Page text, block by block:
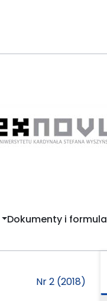
Dokumenty i
Nr 2 (2018)